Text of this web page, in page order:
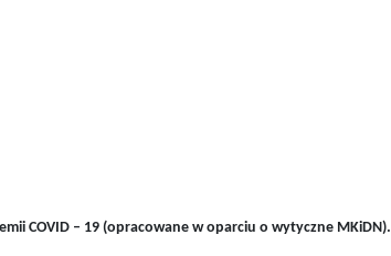
COVID – 19 (opracowane w oparciu o wytyczne MKiDN).